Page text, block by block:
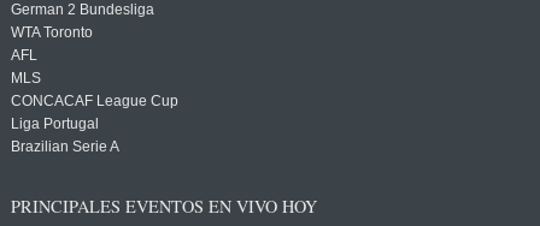
German 2 Bundesliga
WTA Toronto
AFL
MLS
CONCACAF League Cup
Liga Portugal
Brazilian Serie A
PRINCIPALES EVENTOS EN VIVO HOY